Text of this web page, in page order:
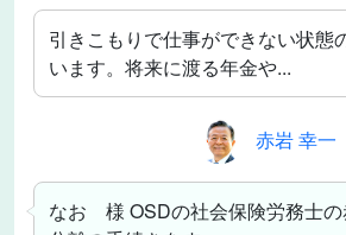
引きこもりで仕事ができない状態
います。将来に渡る年金や...
赤岩 幸一
なお 様 OSDの社会保険労務士の